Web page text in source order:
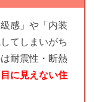
感」や「内装
てしまいがち
耐震性・断熱
目に見えない住